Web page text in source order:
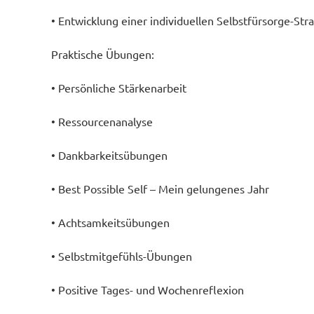
• Entwicklung einer individuellen Selbstfürsorge-
Praktische Übungen:
• Persönliche Stärkenarbeit
• Ressourcenanalyse
• Dankbarkeitsübungen
• Best Possible Self – Mein gelungenes Jahr
• Achtsamkeitsübungen
• Selbstmitgefühls-Übungen
• Positive Tages- und Wochenreflexion